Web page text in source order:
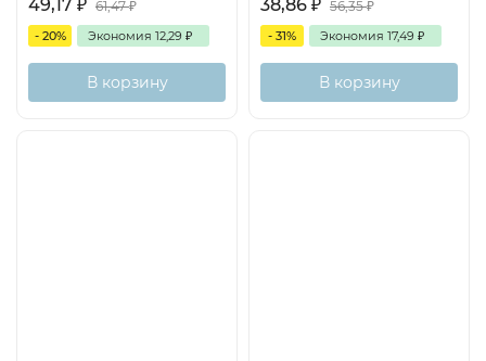
49,17 ₽ 61,47₽
- 20% Экономия 12,29 ₽
В корзину
38,86 ₽ 56,35₽
- 31% Экономия 17,49 ₽
В корзину